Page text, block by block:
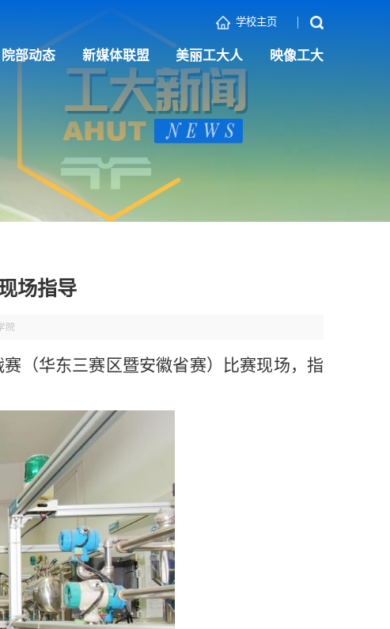
学校主页
院部动态 新媒体联盟 美丽工大人 映像工大
场指导
院
（华东三赛区暨安徽省赛）比赛现场，指